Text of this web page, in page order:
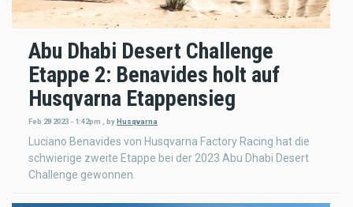
Abu Dhabi Desert Challenge
Etappe 2: Benavides holt auf
Husqvarna Etappensieg
Feb 28 2023 - 1:42pm byHusqvarna
Luciano Benavides von Husqvarna Factory Racing hat die
schwierige zweite Etappe bei der 2023 Abu Dhabi Desert
Challenge gewonnen.